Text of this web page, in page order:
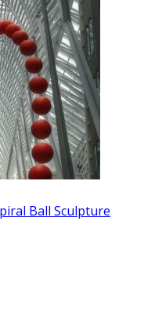
Ball Sculpture